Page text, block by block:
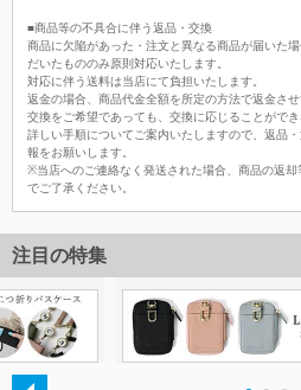
■商品等の不具合に伴う返品・交換
商品に欠陥があった・注文と異なる商品が届いた
だいたもののみ原則対応いたします。
対応に伴う送料は当店にて負担いたします。
返金の場合、商品代金全額を所定の方法で返金させ
交換をご希望であっても、交換に応じることがで
詳しい手順についてご案内いたしますので、返品
報をお願いします。
※当店へのご連絡なく発送された場合、商品の返
でご了承ください。
注目の特集